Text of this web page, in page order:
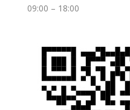
09:00 – 18:00